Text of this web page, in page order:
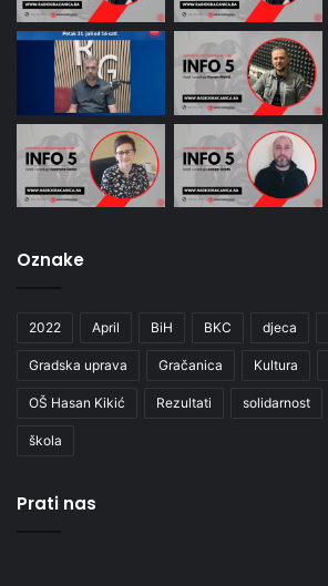
Oznake
2022 April BiH BKC djeca
Gradska uprava Gračanica Kultura
OŠ Hasan Kikić Rezultati solidarnost
škola
Prati nas